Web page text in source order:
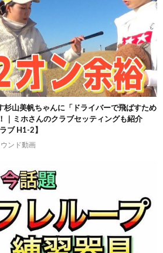
杉山美帆ちゃんに「ドライバーで飛ばすため
｜ミホさんのクラブセッティングも紹介
ブ H1-2】
ンド動画